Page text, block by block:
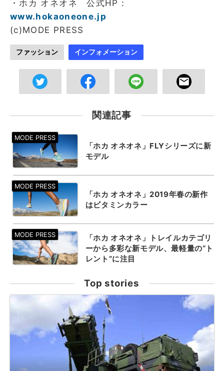
・ホカ オネオネ 公式HP：
www.hokaoneone.jp
(c)MODE PRESS
ファッション インフォメーション
関連記事
「ホカ オネオネ」FLYシリーズに新
モデル
「ホカ オネオネ」2019年春の新作
はビタミンカラー
「ホカ オネオネ」トレイルカテゴリ
ーから多彩な新モデル、最軽量の“ト
レント”に注目
Top stories